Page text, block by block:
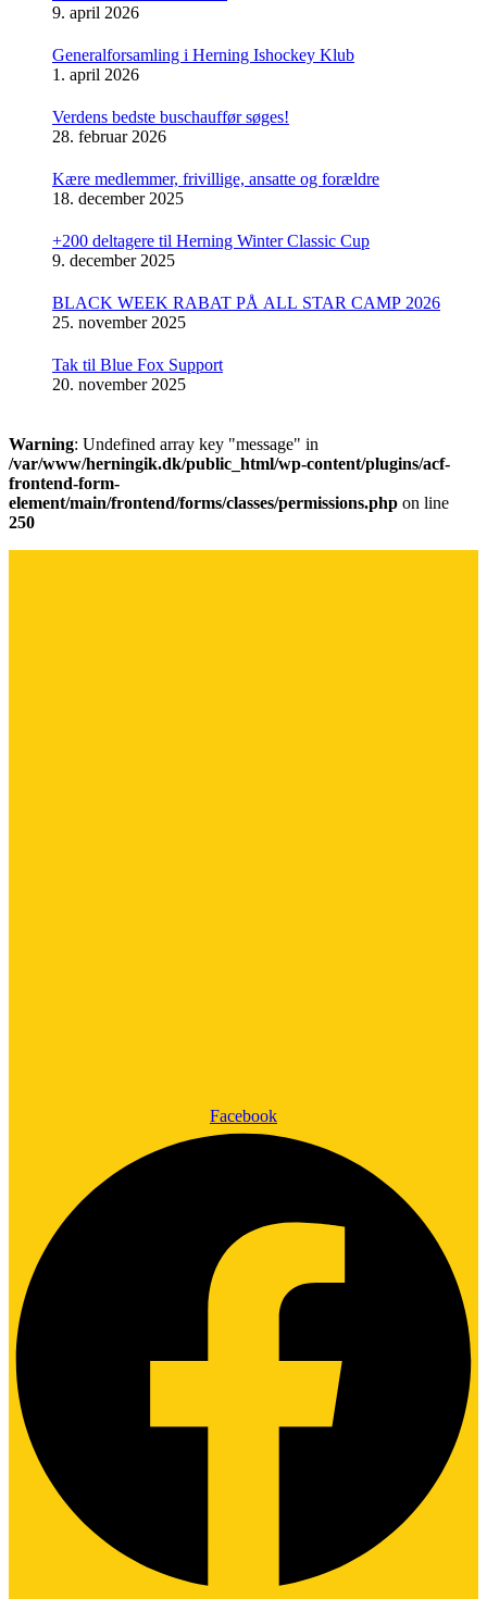
9. april 2026
Generalforsamling i Herning Ishockey Klub
1. april 2026
Verdens bedste buschauffør søges!
28. februar 2026
Kære medlemmer, frivillige, ansatte og forældre
18. december 2025
+200 deltagere til Herning Winter Classic Cup
9. december 2025
BLACK WEEK RABAT PÅ ALL STAR CAMP 2026
25. november 2025
Tak til Blue Fox Support
20. november 2025
Warning: Undefined array key "message" in
/var/www/herningik.dk/public_html/wp-content/plugins/acf-
frontend-form-
element/main/frontend/forms/classes/permissions.php on line
250
Facebook